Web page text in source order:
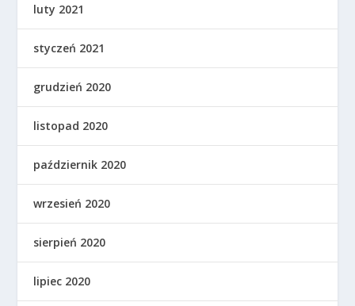
luty 2021
styczeń 2021
grudzień 2020
listopad 2020
październik 2020
wrzesień 2020
sierpień 2020
lipiec 2020